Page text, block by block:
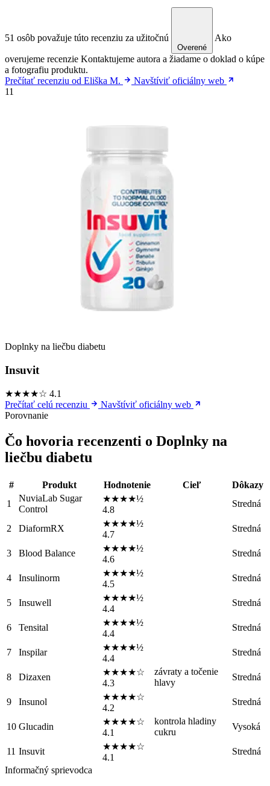
51 osôb považuje túto recenziu za užitočnú
Overené
Ako
overujeme recenzie Kontaktujeme autora a žiadame o doklad o kúpe
a fotografiu produktu.
Prečítať recenziu od Eliška M.
Navštíviť oficiálny web
11
Doplnky na liečbu diabetu
Insuvit
★★★★☆ 4.1
Prečítať celú recenziu
Navštíviť oficiálny web
Porovnanie
Čo hovoria recenzenti o Doplnky na
liečbu diabetu
# Produkt Hodnotenie Cieľ
Dôkazy
1
NuviaLab Sugar
Control
★★★★½
4.8
Stredná
2 DiaformRX
★★★★½
4.7
Stredná
3 Blood Balance
★★★★½
4.6
Stredná
4 Insulinorm
★★★★½
4.5
Stredná
5 Insuwell
★★★★½
4.4
Stredná
6 Tensital
★★★★½
4.4
Stredná
7 Inspilar
★★★★½
4.4
Stredná
8 Dizaxen
★★★★☆
4.3
závraty a točenie
hlavy
Stredná
9 Insunol
★★★★☆
4.2
Stredná
10 Glucadin
★★★★☆
4.1
kontrola hladiny
cukru
Vysoká
11 Insuvit
★★★★☆
4.1
Stredná
Informačný sprievodca